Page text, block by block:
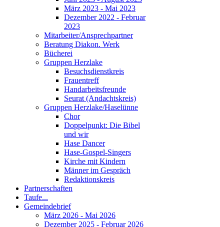
März 2023 - Mai 2023
Dezember 2022 - Februar
2023
Mitarbeiter/Ansprechpartner
Beratung Diakon. Werk
Bücherei
Gruppen Herzlake
Besuchsdienstkreis
Frauentreff
Handarbeitsfreunde
Seurat (Andachtskreis)
Gruppen Herzlake/Haselünne
Chor
Doppelpunkt: Die Bibel
und wir
Hase Dancer
Hase-Gospel-Singers
Kirche mit Kindern
Männer im Gespräch
Redaktionskreis
Partnerschaften
Taufe...
Gemeindebrief
März 2026 - Mai 2026
Dezember 2025 - Februar 2026